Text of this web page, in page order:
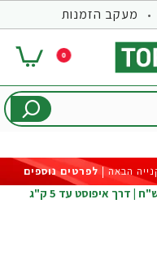
מעקב הזמנות
0
לפרטים נוספים